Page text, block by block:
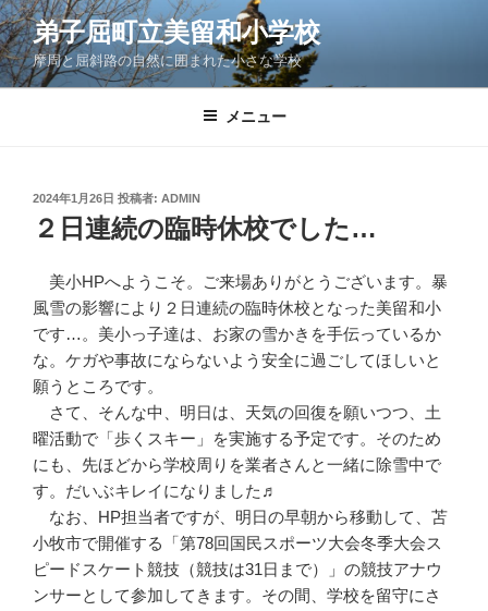
コ
ン
テ
ン
弟子屈町立美留和小学校
摩周と屈斜路の自然に囲まれた小さな学校
メニュー
投
稿
日:
2024年1月26日 投稿者: ADMIN
２日連続の臨時休校でした…
美小HPへようこそ。ご来場ありがとうございます。暴
風雪の影響により２日連続の臨時休校となった美留和小
です…。美小っ子達は、お家の雪かきを手伝っているか
な。ケガや事故にならないよう安全に過ごしてほしいと
願うところです。
さて、そんな中、明日は、天気の回復を願いつつ、土
曜活動で「歩くスキー」を実施する予定です。そのため
にも、先ほどから学校周りを業者さんと一緒に除雪中で
す。だいぶキレイになりました♬
なお、HP担当者ですが、明日の早朝から移動して、苫
小牧市で開催する「第78回国民スポーツ大会冬季大会ス
ピードスケート競技（競技は31日まで）」の競技アナウ
ンサーとして参加してきます。その間、学校を留守にさ